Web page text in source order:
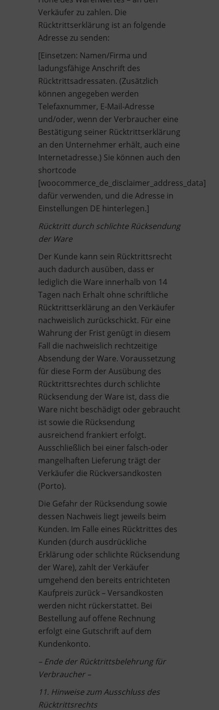
Verkäufer zu zahlen. Die
Rücktrittserklärung ist an folgende
Adresse zu senden:
[Einsetzen: Namen/Firma und
ladungsfähige Anschrift des
Rücktrittsadressaten. (Zusätzlich
können angegeben werden
Telefaxnummer, E-Mail-Adresse
und/oder, wenn der Verbraucher eine
Bestätigung seiner Rücktrittserklärung
an den Unternehmer erhält, auch eine
Internetadresse.) Sie können auch den
shortcode
[woocommerce_de_disclaimer_address_data]
dafür verwenden, und die Adresse in
Einstellungen DE hinterlegen.]
Rücktritt durch schlichte Rücksendung
der Ware
Der Kunde kann sein Rücktrittsrecht
auch dadurch ausüben, dass er
lediglich die Ware innerhalb von 14
Tagen nach Erhalt ohne schriftliche
Rücktrittserklärung an den Verkäufer
nachweislich zurückschickt. Für eine
Wahrung der Frist genügt in diesem
Fall die nachweislich rechtzeitige
Absendung der Ware. Voraussetzung
für diese Form der Ausübung des
Rücktrittsrechtes durch schlichte
Rücksendung der Ware ist, dass die
Ware nicht beschädigt oder gebraucht
ist sowie die Rücksendung
ausreichend frankiert erfolgt.
Ausschließlich bei einer falsch-oder
mangelhaften Lieferung trägt der
Verkäufer die Rückversandkosten
(Porto).
Die Gefahr der Rücksendung sowie
dessen Nachweis liegt jeweils beim
Kunden. Im Falle eines Rücktrittes des
Kunden (durch ausdrückliche
Erklärung oder schlichte Rücksendung
der Ware), zahlt der Verkäufer
umgehend den bereits entrichteten
Kaufpreis zurück – Versandkosten
werden nicht rückerstattet. Bei
Bestellung auf offene Rechnung
erfolgt eine Gutschrift auf dem
Kundenkonto.
– Ende der Rücktrittsbelehrung für
Verbraucher –
11. Hinweise zum Ausschluss des
Rücktrittsrechts